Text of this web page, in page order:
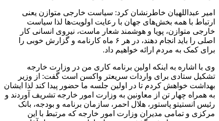
امیر عبداللهیان خاطرنشان کرد: سیاست خارجی متوازن یعنی
ارتباط با همه بخش‌های جهان با رعایت اولویت‌ها لذا سیاست
خارجی متوازن، پویا و هوشمند شعار ماست، نیروی انسانی کار
اصلی را باید انجام دهند، در هر ۶ ماه کارنامه و گزارش خوبی را
برای کمک به مردم ارائه خواهیم داد.
وی با اشاره به اینکه اولین برنامه کاری من در وزارت خارجه
تشکیل ستادی برای واردات سریعتر واکسن است گفت: از وزیر
بهداشت خواهش کردم تا در اولین جلسه ما حضور پیدا کند لذا ایشان
به همراه چهار تن از معاونین به وزارت امور خارجه تشریف آوردند و
رئیس انستیتو پاستور، هلال احمر، سازمان برنامه و بودجه، بانک
مرکزی و تمامی مدیران وزارت امور خارجه که مرتبط با این